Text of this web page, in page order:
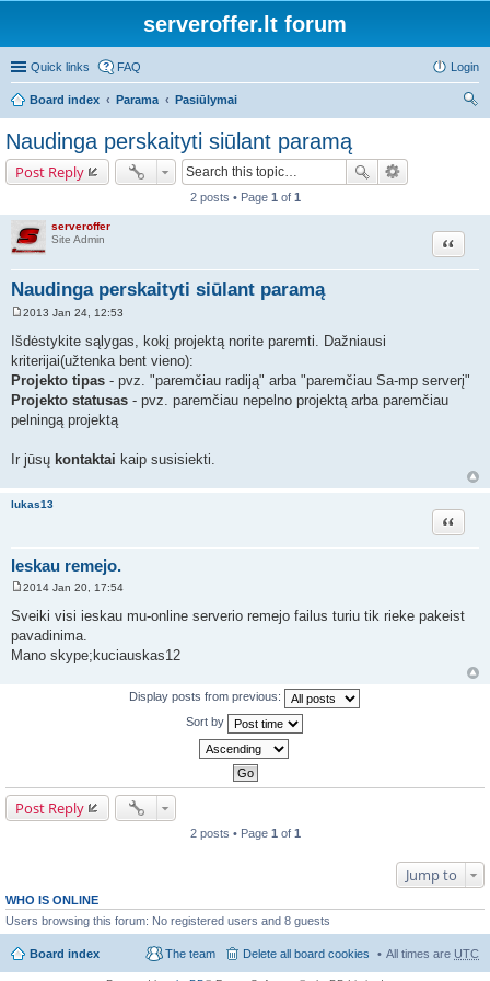
serveroffer.lt forum
Quick links FAQ Login
Board index Parama
Pasiūlymai
Naudinga perskaityti siūlant paramą
Post Reply
2 posts • Page 1 of 1
serveroffer
Site Admin
Naudinga perskaityti siūlant paramą
Quote
o
s
t
2013 Jan 24, 12:53
Išdėstykite sąlygas, kokį projektą norite paremti. Dažniausi
kriterijai(užtenka bent vieno):
Projekto tipas - pvz. "paremčiau radiją" arba "paremčiau Sa-mp serverį"
Projekto statusas - pvz. paremčiau nepelno projektą arba paremčiau
pelningą projektą
Ir jūsų kontaktai kaip susisiekti.
lukas13
Ieskau remejo.
Quote
s
t
2014 Jan 20, 17:54
Sveiki visi ieskau mu-online serverio remejo failus turiu tik rieke pakeist
pavadinima.
Mano skype;kuciauskas12
Display posts from previous:
Sort by
Post Reply
2 posts • Page 1 of 1
Jump to
WHO IS ONLINE
Users browsing this forum: No registered users and 8 guests
Board index All times are UTC
Delete all board cookies
The team